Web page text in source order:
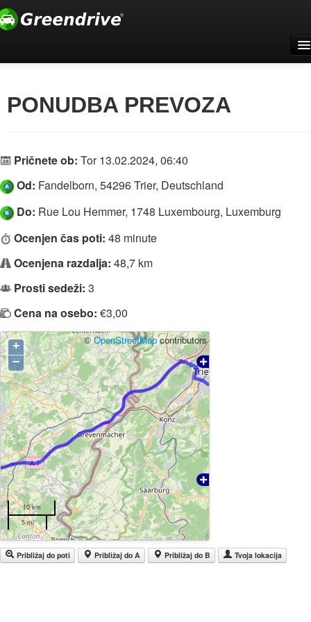
Za podjetja
Podpora
Registrirajte se
Slovenščina
PONUDBA PREVOZA
Pričnete ob: Tor 13.02.2024, 06:40
Od: Fandelborn, 54296 Trier, Deutschland
Do: Rue Lou Hemmer, 1748 Luxembourg, Luxemburg
Ocenjen čas poti: 48 minute
Ocenjena razdalja: 48,7 km
Prosti sedeži: 3
Cena na osebo: €3,00
+
−
©OpenStreetMapcontributors
10 km
5 mi
Približaj do poti Približaj do A Približaj do B Tvoja lokacija